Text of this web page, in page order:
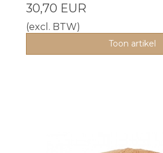
30,70 EUR
(excl. BTW)
Toon artikel